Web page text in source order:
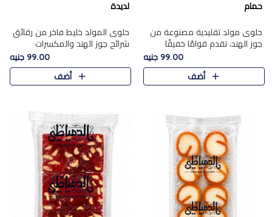
حمام
حلوى مولد تقليدية مصنوعة من
جوز الهند، تقدم قوامًا خفيفًا
ونكهة شرقية أصيلة تجسد روح
الـموسم الأعياد.
99.00 جنيه
أضف
لديدة
حلوى المولد خليط فاخر من رقائق
شرائح جوز الهند والمكسرات
المحمصة، متماسك بشراب حلاوة
الكراميل الخفيفة ليمنحك قرمشة
غنية ومذاقًا شرقيًا أصيلً..
99.00 جنيه
أضف